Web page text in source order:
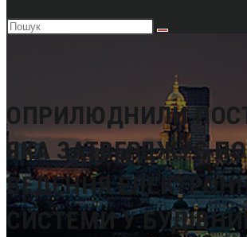
Пошук
ОПРИЛЮДНИЛИ
ЯКА ЗАТВЕРДЖУЄ
ВЕДЕННЯ
СИСТЕМИ У